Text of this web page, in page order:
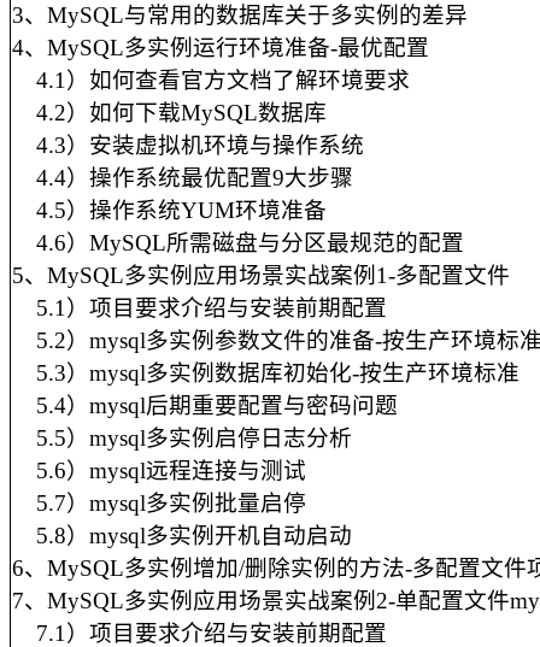
3、MySQL与常用的数据库关于多实例的差异
4、MySQL多实例运行环境准备-最优配置
4.1）如何查看官方文档了解环境要求
4.2）如何下载MySQL数据库
4.3）安装虚拟机环境与操作系统
4.4）操作系统最优配置9大步骤
4.5）操作系统YUM环境准备
4.6）MySQL所需磁盘与分区最规范的配置
5、MySQL多实例应用场景实战案例1-多配置文件
5.1）项目要求介绍与安装前期配置
5.2）mysql多实例参数文件的准备-按生产环境标
5.3）mysql多实例数据库初始化-按生产环境标准
5.4）mysql后期重要配置与密码问题
5.5）mysql多实例启停日志分析
5.6）mysql远程连接与测试
5.7）mysql多实例批量启停
5.8）mysql多实例开机自动启动
6、MySQL多实例增加/删除实例的方法-多配置文件
7、MySQL多实例应用场景实战案例2-单配置文件
7.1）项目要求介绍与安装前期配置